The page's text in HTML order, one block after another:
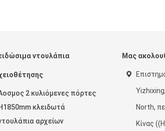
ντουλάπια
2 κυλιόμενες πόρτες
κλειδωτά
αρχείων
Μας
North,
Κίνας